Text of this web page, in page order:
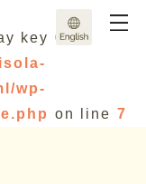
key 0 in
wp-
on line 7